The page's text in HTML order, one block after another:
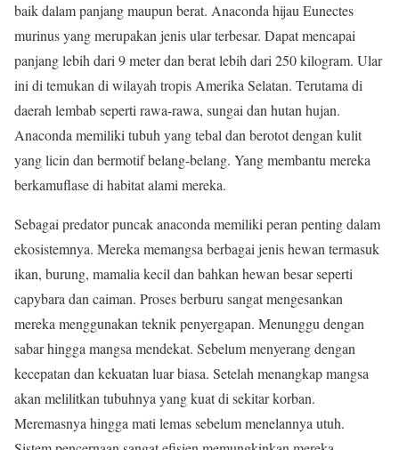
baik dalam panjang maupun berat. Anaconda hijau Eunectes
murinus yang merupakan jenis ular terbesar. Dapat mencapai
panjang lebih dari 9 meter dan berat lebih dari 250 kilogram. Ular
ini di temukan di wilayah tropis Amerika Selatan. Terutama di
daerah lembab seperti rawa-rawa, sungai dan hutan hujan.
Anaconda memiliki tubuh yang tebal dan berotot dengan kulit
yang licin dan bermotif belang-belang. Yang membantu mereka
berkamuflase di habitat alami mereka.
Sebagai predator puncak anaconda memiliki peran penting dalam
ekosistemnya. Mereka memangsa berbagai jenis hewan termasuk
ikan, burung, mamalia kecil dan bahkan hewan besar seperti
capybara dan caiman. Proses berburu sangat mengesankan
mereka menggunakan teknik penyergapan. Menunggu dengan
sabar hingga mangsa mendekat. Sebelum menyerang dengan
kecepatan dan kekuatan luar biasa. Setelah menangkap mangsa
akan melilitkan tubuhnya yang kuat di sekitar korban.
Meremasnya hingga mati lemas sebelum menelannya utuh.